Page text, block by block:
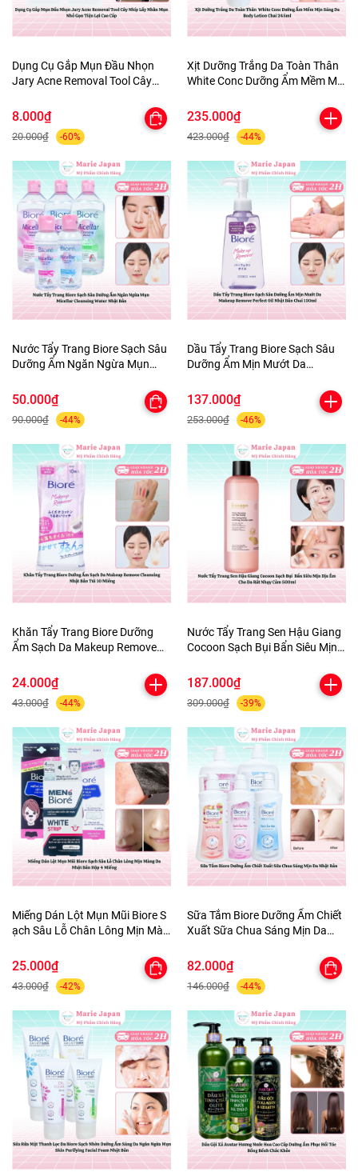
Dụng Cụ Gắp Mụn Đầu Nhọn
Jary Acne Removal Tool Cây
Tiện Lợi Cao Cấp
8.000₫
20.000₫ -60%
Xịt Dưỡng Trắng Da Toàn Thân
White Conc Dưỡng Ẩm Mềm Mịn
245ml
235.000₫
423.000₫ -44%
Nước Tẩy Trang Biore Sạch Sâu
Dưỡng Ẩm Ngăn Ngừa Mụn
Bản
50.000₫
90.000₫ -44%
Dầu Tẩy Trang Biore Sạch Sâu
Dưỡng Ẩm Mịn Mướt Da
Nhật Bản Chai 150ml
137.000₫
253.000₫ -46%
Khăn Tẩy Trang Biore Dưỡng
Ẩm Sạch Da Makeup Remove
Miếng
24.000₫
43.000₫ -44%
Nước Tẩy Trang Sen Hậu Giang
Cocoon Sạch Bụi Bẩn Siêu Mịn
500ml
187.000₫
309.000₫ -39%
Miếng Dán Lột Mụn Mũi Biore S
ạch Sâu Lỗ Chân Lông Mịn Màn
25.000₫
43.000₫ -42%
Sữa Tắm Biore Dưỡng Ẩm Chiết
Xuất Sữa Chua Sáng Mịn Da
82.000₫
146.000₫ -44%